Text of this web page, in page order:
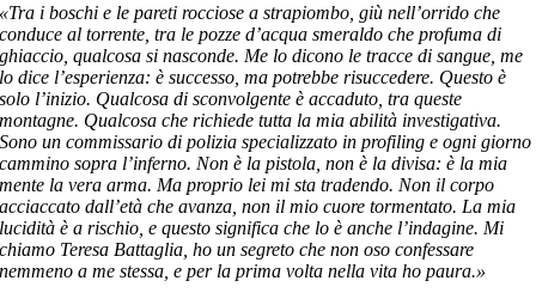
«Tra i boschi e le pareti rocciose a strapiombo, giù nell’orrido che
conduce al torrente, tra le pozze d’acqua smeraldo che profuma di
ghiaccio, qualcosa si nasconde. Me lo dicono le tracce di sangue, me
lo dice l’esperienza: è successo, ma potrebbe risuccedere. Questo è
solo l’inizio. Qualcosa di sconvolgente è accaduto, tra queste
montagne. Qualcosa che richiede tutta la mia abilità investigativa.
Sono un commissario di polizia specializzato in profiling e ogni giorno
cammino sopra l’inferno. Non è la pistola, non è la divisa: è la mia
mente la vera arma. Ma proprio lei mi sta tradendo. Non il corpo
acciaccato dall’età che avanza, non il mio cuore tormentato. La mia
lucidità è a rischio, e questo significa che lo è anche l’indagine. Mi
chiamo Teresa Battaglia, ho un segreto che non oso confessare
nemmeno a me stessa, e per la prima volta nella vita ho paura.»